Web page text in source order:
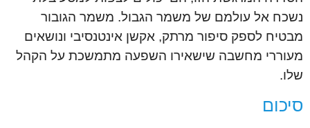
נשכח אל עולמם של משמר הגבול. משמר הגובור
מבטיח לספק סיפור מרתק, אקשן אינטנסיבי ונושאים
מעוררי מחשבה שישאירו השפעה מתמשכת על הקהל
שלו.
סיכום